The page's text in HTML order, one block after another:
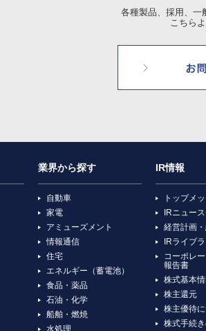
各種製品、採用、一
こちら
業界から探す
自動車
家電
アミューズメント
情報通信
住宅
エネルギー（蓄電池）
食品・薬品
石油・化学
船舶・燃焼
水処理
IR情報
トップメ
IRニュー
経営計画
IRライブ
コーポレ
報告書
株式基本
株主還元
株主優待
株式手続